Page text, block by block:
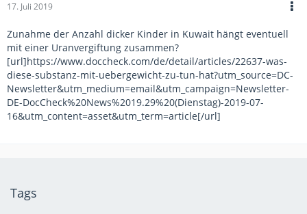
17. Juli 2019
Zunahme der Anzahl dicker Kinder in Kuwait hängt eventuell
mit einer Uranvergiftung zusammen?
[url]https://www.doccheck.com/de/detail/articles/22637-was-
diese-substanz-mit-uebergewicht-zu-tun-hat?utm_source=DC-
Newsletter&utm_medium=email&utm_campaign=Newsletter-
DE-DocCheck%20News%2019.29%20(Dienstag)-2019-07-
16&utm_content=asset&utm_term=article[/url]
Tags